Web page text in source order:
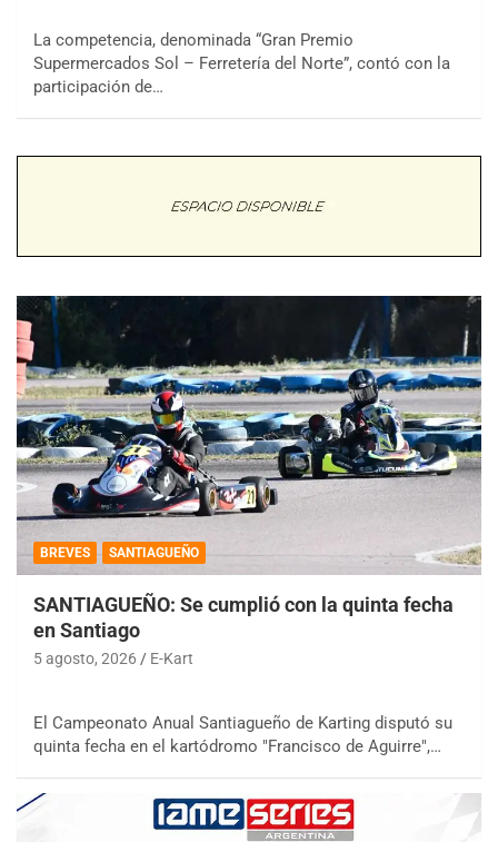
La competencia, denominada “Gran Premio
Supermercados Sol – Ferretería del Norte”, contó con la
participación de…
BREVES SANTIAGUEÑO
SANTIAGUEÑO: Se cumplió con la quinta fecha
en Santiago
5 agosto, 2026 E-Kart
El Campeonato Anual Santiagueño de Karting disputó su
quinta fecha en el kartódromo "Francisco de Aguirre",…